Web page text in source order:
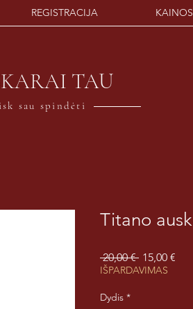
REGISTRACIJA KAINOS
TAU
sau spindėti
Titano
20,00 € Įprastinė
kaina
15,00 €
IŠPARDAVIMAS
Dydis *